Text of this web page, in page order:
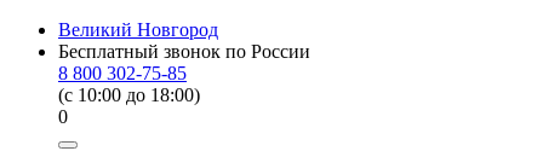
Великий Новгород
Бесплатный звонок по России
8 800 302-75-85
(c 10:00 до 18:00)
0